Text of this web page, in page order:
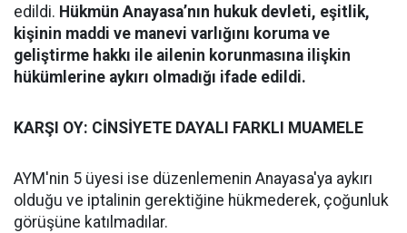
edildi. Hükmün Anayasa’nın hukuk devleti, eşitlik,
kişinin maddi ve manevi varlığını koruma ve
geliştirme hakkı ile ailenin korunmasına ilişkin
hükümlerine aykırı olmadığı ifade edildi.
KARŞI OY: CİNSİYETE DAYALI FARKLI MUAMELE
AYM'nin 5 üyesi ise düzenlemenin Anayasa'ya aykırı
olduğu ve iptalinin gerektiğine hükmederek, çoğunluk
görüşüne katılmadılar.